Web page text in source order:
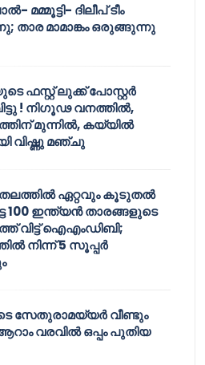
മമ്മൂട്ടി- ദിലീപ് ടീം
താര മാമാങ്കം ഒരുങ്ങുന്നു
ഫസ്റ്റ് ലുക്ക് പോസ്റ്റർ
! നിഗൂഢ വനത്തിൽ,
മുന്നിൽ, കയ്യിൽ
വിഷ്ണു മഞ്ചു
ഏറ്റവും കൂടുതൽ
100 ഇന്ത്യൻ താരങ്ങളുടെ
വിട്ട് ഐഎംഡിബി;
നിന്ന് 5 സൂപ്പർ
സേതുരാമയ്യർ വീണ്ടും
വരവിൽ ഒപ്പം പുതിയ